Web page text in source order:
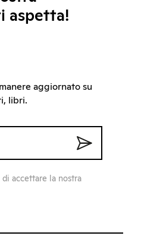
aspetta!
aggiornato su
libri.
accettare la nostra